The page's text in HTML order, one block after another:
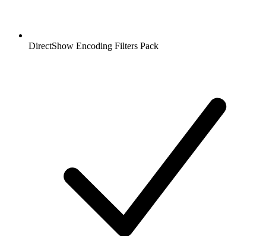
DirectShow Encoding Filters Pack